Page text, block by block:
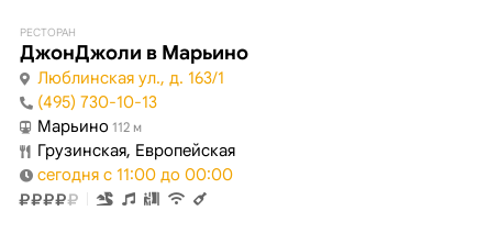
РЕСТОРАН
ДжонДжоли в Марьино
Люблинская ул., д. 163/1
(495) 730-10-13
Марьино 112 м
Грузинская, Европейская
сегодня с 11:00 до 00:00